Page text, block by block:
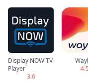
Display NOW TV
Player
3.6
4.5